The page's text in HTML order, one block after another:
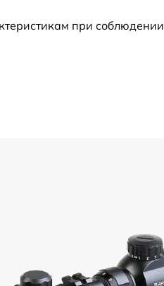
1500 р
6000 р
при соблюдении